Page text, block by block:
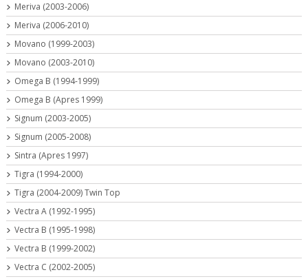
Meriva (2003-2006)
Meriva (2006-2010)
Movano (1999-2003)
Movano (2003-2010)
Omega B (1994-1999)
Omega B (Apres 1999)
Signum (2003-2005)
Signum (2005-2008)
Sintra (Apres 1997)
Tigra (1994-2000)
Tigra (2004-2009) Twin Top
Vectra A (1992-1995)
Vectra B (1995-1998)
Vectra B (1999-2002)
Vectra C (2002-2005)